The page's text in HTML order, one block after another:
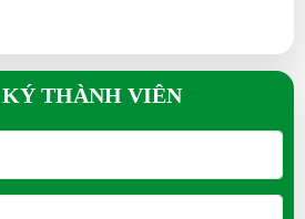
sao?
làm gì?
THÀNH VIÊN